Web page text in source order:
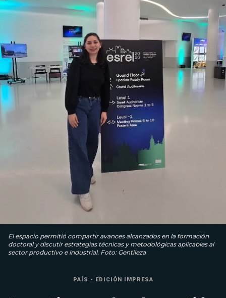
El espacio permitió compartir avances alcanzados en la formación
doctoral y discutir estrategias técnicas y metodológicas aplicables al
sector productivo e industrial. Foto: Gentileza
PAÍS - EDICIÓN IMPRESA